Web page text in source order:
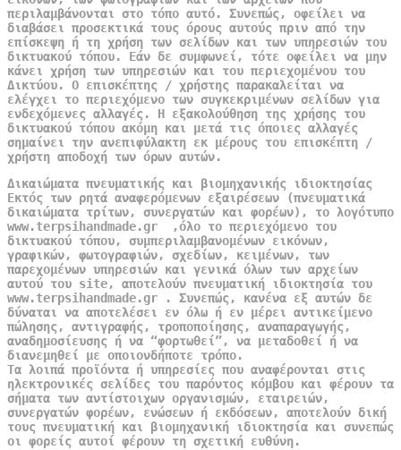
περιλαμβάνονται στο τόπο αυτό. Συνεπώς, οφείλει να
διαβάσει προσεκτικά τους όρους αυτούς πριν από την
επίσκεψη ή τη χρήση των σελίδων και των υπηρεσιών του
δικτυακού τόπου. Εάν δε συμφωνεί, τότε οφείλει να μην
κάνει χρήση των υπηρεσιών και του περιεχομένου του
Δικτύου. Ο επισκέπτης / χρήστης παρακαλείται να
ελέγχει το περιεχόμενο των συγκεκριμένων σελίδων για
ενδεχόμενες αλλαγές. Η εξακολούθηση της χρήσης του
δικτυακού τόπου ακόμη και μετά τις όποιες αλλαγές
σημαίνει την ανεπιφύλακτη εκ μέρους του επισκέπτη /
χρήστη αποδοχή των όρων αυτών.
Δικαιώματα πνευματικής και βιομηχανικής ιδιοκτησίας
Εκτός των ρητά αναφερόμενων εξαιρέσεων (πνευματικά
δικαιώματα τρίτων, συνεργατών και φορέων), το λογότυπο
www.terpsihandmade.gr ,όλο το περιεχόμενο του
δικτυακού τόπου, συμπεριλαμβανομένων εικόνων,
γραφικών, φωτογραφιών, σχεδίων, κειμένων, των
παρεχομένων υπηρεσιών και γενικά όλων των αρχείων
αυτού του site, αποτελούν πνευματική ιδιοκτησία του
www.terpsihandmade.gr . Συνεπώς, κανένα εξ αυτών δε
δύναται να αποτελέσει εν όλω ή εν μέρει αντικείμενο
πώλησης, αντιγραφής, τροποποίησης, αναπαραγωγής,
αναδημοσίευσης ή να “φορτωθεί”, να μεταδοθεί ή να
διανεμηθεί με οποιονδήποτε τρόπο.
Τα λοιπά προϊόντα ή υπηρεσίες που αναφέρονται στις
ηλεκτρονικές σελίδες του παρόντος κόμβου και φέρουν τα
σήματα των αντίστοιχων οργανισμών, εταιρειών,
συνεργατών φορέων, ενώσεων ή εκδόσεων, αποτελούν δική
τους πνευματική και βιομηχανική ιδιοκτησία και συνεπώς
οι φορείς αυτοί φέρουν τη σχετική ευθύνη.